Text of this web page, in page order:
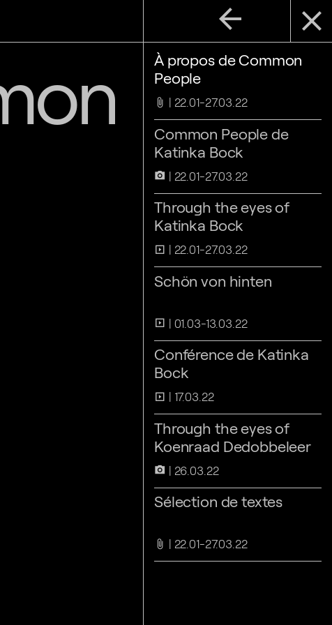
close
arrow_back
À propos de Common
People
attach_file 22.01-27.03.22
Common People de
Katinka Bock
camera_alt 22.01-27.03.22
Through the eyes of
Katinka Bock
slideshow 22.01-27.03.22
Schön von hinten
slideshow 01.03-13.03.22
Conférence de Katinka
Bock
slideshow 17.03.22
Through the eyes of
Koenraad Dedobbeleer
camera_alt 26.03.22
Sélection de textes
attach_file 22.01-27.03.22